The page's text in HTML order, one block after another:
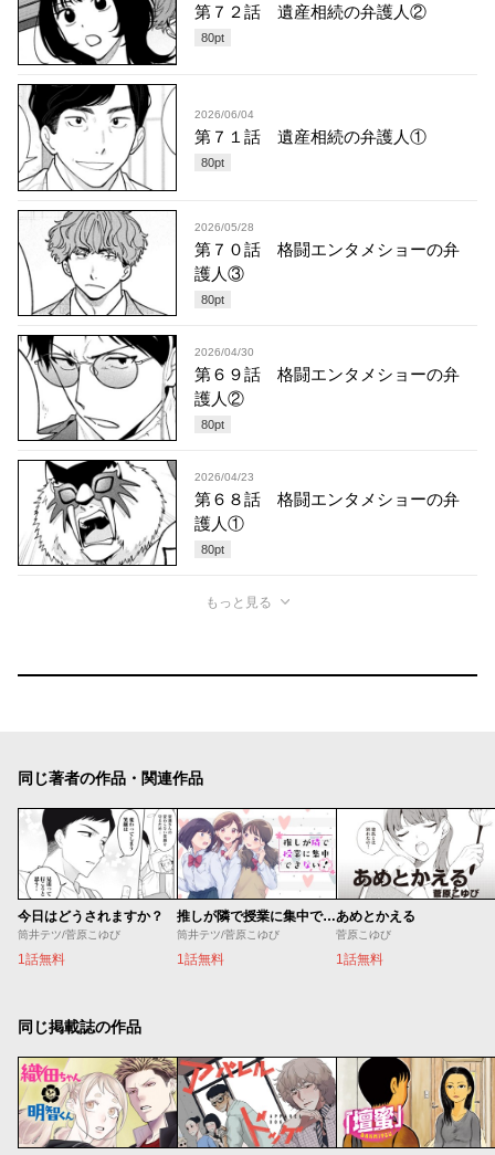
第７２話 遺産相続の弁護人②
80pt
2026/06/04
第７１話 遺産相続の弁護人①
80pt
2026/05/28
第７０話 格闘エンタメショーの弁
護人③
80pt
2026/04/30
第６９話 格闘エンタメショーの弁
護人②
80pt
2026/04/23
第６８話 格闘エンタメショーの弁
護人①
80pt
もっと見る
同じ著者の作品・関連作品
今日はどうされますか？
筒井テツ/菅原こゆび
1話無料
推しが隣で授業に集中できない！
筒井テツ/菅原こゆび
1話無料
あめとかえる
菅原こゆび
1話無料
同じ掲載誌の作品